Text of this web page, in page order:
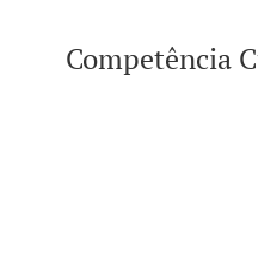
Competência